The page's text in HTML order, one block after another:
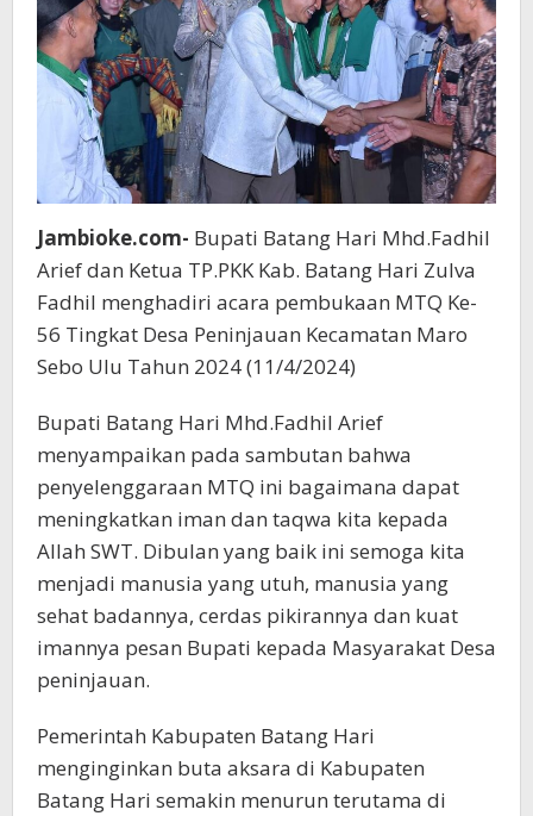
Jambioke.com- Bupati Batang Hari Mhd.Fadhil
Arief dan Ketua TP.PKK Kab. Batang Hari Zulva
Fadhil menghadiri acara pembukaan MTQ Ke-
56 Tingkat Desa Peninjauan Kecamatan Maro
Sebo Ulu Tahun 2024 (11/4/2024)
Bupati Batang Hari Mhd.Fadhil Arief
menyampaikan pada sambutan bahwa
penyelenggaraan MTQ ini bagaimana dapat
meningkatkan iman dan taqwa kita kepada
Allah SWT. Dibulan yang baik ini semoga kita
menjadi manusia yang utuh, manusia yang
sehat badannya, cerdas pikirannya dan kuat
imannya pesan Bupati kepada Masyarakat Desa
peninjauan.
Pemerintah Kabupaten Batang Hari
menginginkan buta aksara di Kabupaten
Batang Hari semakin menurun terutama di